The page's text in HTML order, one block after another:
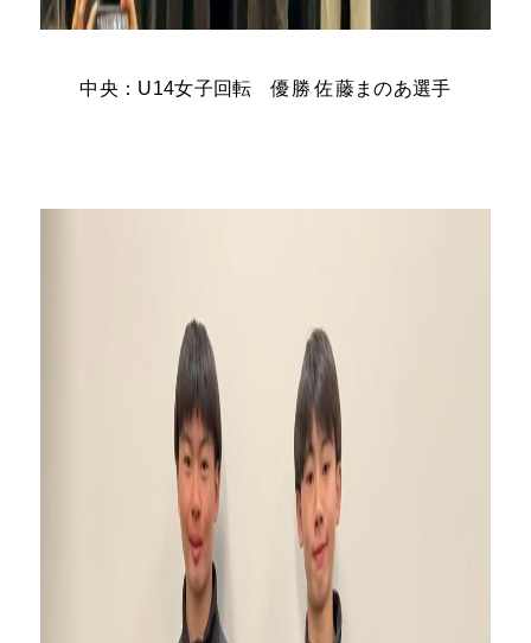
中央：U14女子回転 優勝 佐藤まのあ選手